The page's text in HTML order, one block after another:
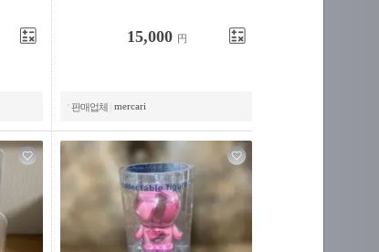
15,000 円
판매업체 mercari